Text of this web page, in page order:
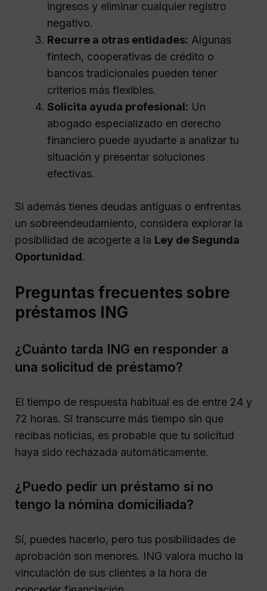
ingresos y eliminar cualquier registro
negativo.
Recurre a otras entidades: Algunas
fintech, cooperativas de crédito o
bancos tradicionales pueden tener
criterios más flexibles.
Solicita ayuda profesional: Un
abogado especializado en derecho
financiero puede ayudarte a analizar tu
situación y presentar soluciones
efectivas.
Si además tienes deudas antiguas o enfrentas
un sobreendeudamiento, considera explorar la
posibilidad de acogerte a la Ley de Segunda
Oportunidad.
Preguntas frecuentes sobre
préstamos ING
¿Cuánto tarda ING en responder a
una solicitud de préstamo?
El tiempo de respuesta habitual es de entre 24 y
72 horas. Si transcurre más tiempo sin que
recibas noticias, es probable que tu solicitud
haya sido rechazada automáticamente.
¿Puedo pedir un préstamo si no
tengo la nómina domiciliada?
Sí, puedes hacerlo, pero tus posibilidades de
aprobación son menores. ING valora mucho la
vinculación de sus clientes a la hora de